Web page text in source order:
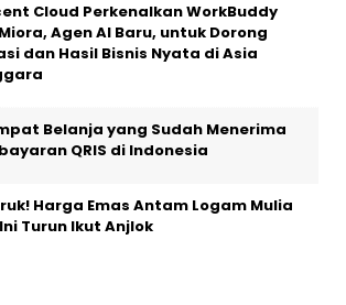
Cloud Perkenalkan WorkBuddy
Agen AI Baru, untuk Dorong
dan Hasil Bisnis Nyata di Asia
Belanja yang Sudah Menerima
QRIS di Indonesia
Harga Emas Antam Logam Mulia
Turun Ikut Anjlok